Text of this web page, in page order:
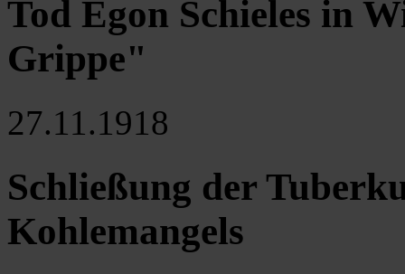
Tod Egon Schieles in
Grippe"
27.11.1918
Schließung der
Kohlemangels